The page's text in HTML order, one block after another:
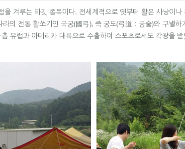
겨루는 타깃 종목이다. 전세계적으로 옛부터 활은 사냥이
의 전통 활쏘기인 국궁(國弓), 즉 궁도(弓道：궁술)와 구별
유럽과 아메리카 대륙으로 수출하여 스포츠로서도 각광을